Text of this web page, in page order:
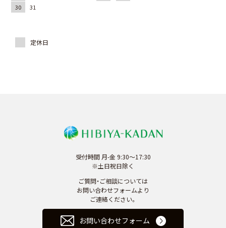
30
31
受付時間 月-金 9:30～17:30
※土日祝日除く
ご質問・ご相談については
お問い合わせフォームより
ご連絡ください。
お問い合わせフォーム